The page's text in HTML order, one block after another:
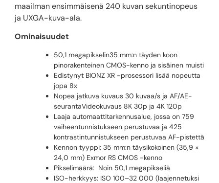
maailman ensimmäisenä 240 kuvan sekuntinopeus
ja UXGA-kuva-ala.
Ominaisuudet
50,1 megapikselin35 mm:n täyden koon
pinorakenteinen CMOS-kenno ja sisäinen muisti
Edistynyt BIONZ XR -prosessori lisää nopeutta
jopa 8x
Nopea jatkuva kuvaus 30 kuvaa/s ja AF/AE-
seurantaVideokuvaus 8K 30p ja 4K 120p
Laaja automaattitarkennusalue, jossa on 759
vaiheentunnistukseen perustuvaa ja 425
kontrastintunnistukseen perustuvaa AF-pistettä
Kennon tyyppi: 35 mm:n täysikokoinen (35,9 ×
24,0 mm) Exmor RS CMOS -kenno
Pikselimäärä: Noin 50,1 megapikseliä
ISO-herkkyys: ISO 100–32 000 (laajennetuksi